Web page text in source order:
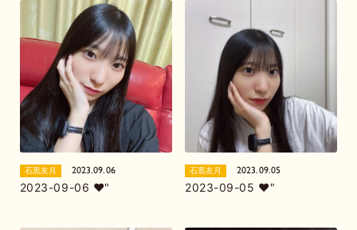
石黒友月 2023.09.06
2023-09-06 ❤︎"
石黒友月 2023.09.05
2023-09-05 ❤︎"